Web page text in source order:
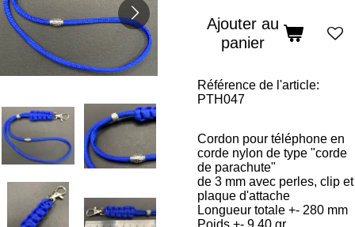
Ajouter au
panier
Référence de l'article:
PTH047
Cordon pour téléphone en
corde nylon de type "corde
de parachute"
de 3 mm avec perles, clip et
plaque d'attache
Longueur totale +- 280 mm
Poids +- 9.40 gr